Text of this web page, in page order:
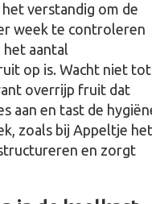
verstandig om de
week te controleren
het aantal
op is. Wacht niet tot
overrijp fruit dat
aan en tast de
zoals bij Appeltje het
en zorgt